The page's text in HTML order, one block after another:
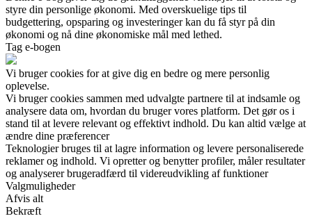
styre din personlige økonomi. Med overskuelige tips til
budgettering, opsparing og investeringer kan du få styr på din
økonomi og nå dine økonomiske mål med lethed.
Tag e-bogen
Vi bruger cookies for at give dig en bedre og mere personlig
oplevelse.
Vi bruger cookies sammen med udvalgte partnere til at indsamle og
analysere data om, hvordan du bruger vores platform. Det gør os i
stand til at levere relevant og effektivt indhold. Du kan altid vælge at
ændre dine præferencer
Teknologier bruges til at lagre information og levere personaliserede
reklamer og indhold. Vi opretter og benytter profiler, måler resultater
og analyserer brugeradfærd til videreudvikling af funktioner
Valgmuligheder
Afvis alt
Bekræft